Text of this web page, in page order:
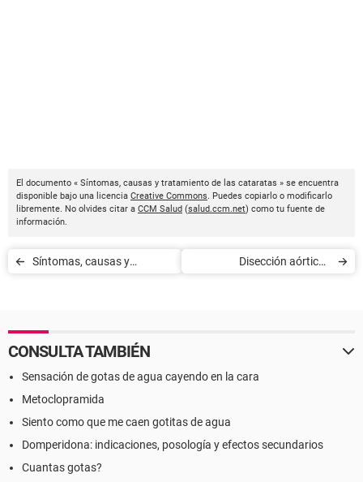
El documento « Síntomas, causas y tratamiento de las cataratas » se encuentra
disponible bajo una licencia Creative Commons. Puedes copiarlo o modificarlo
libremente. No olvides citar a CCM Salud (salud.ccm.net) como tu fuente de
información.
Síntomas, causas y
Disección aórtica -
CONSULTA TAMBIÉN
Sensación de gotas de agua cayendo en la cara
Metoclopramida
Siento como que me caen gotitas de agua
Domperidona: indicaciones, posología y efectos secundarios
Cuantas gotas?